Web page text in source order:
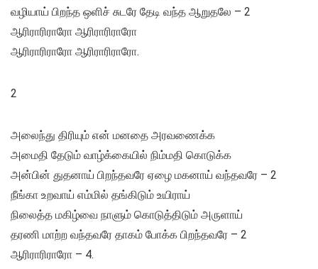
வழியாய் பிறந்த ஒளிச் சுடரே தேடி வந்த ஆறுதலே – 2
ஆரிராரிராரோ ஆரிராரிராரோ
ஆரிராரிராரோ ஆரிராரிராரோ.
2
அலைந்து திரியும் என் மனதை அரவணைக்க
அமைதி தேடும் வாழ்க்கையில் நிம்மதி கொடுக்க
அன்பின் துதனாய் பிறந்தவரே ஏழை மகனாய் வந்தவரே – 2
நீங்கா உறவாய் எம்மில் தங்கிடும் உயிராய்
நிலைத்த மகிழ்வை நாளும் கொடுத்திடும் அருளாய்
தரணி மாற்ற வந்தவரே தாகம் போக்க பிறந்தவரே – 2
ஆரிராரிராரோ – 4.